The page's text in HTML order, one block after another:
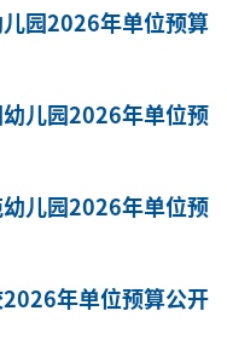
园2026年单位预算
儿园2026年单位预
儿园2026年单位预
年单位预算公开